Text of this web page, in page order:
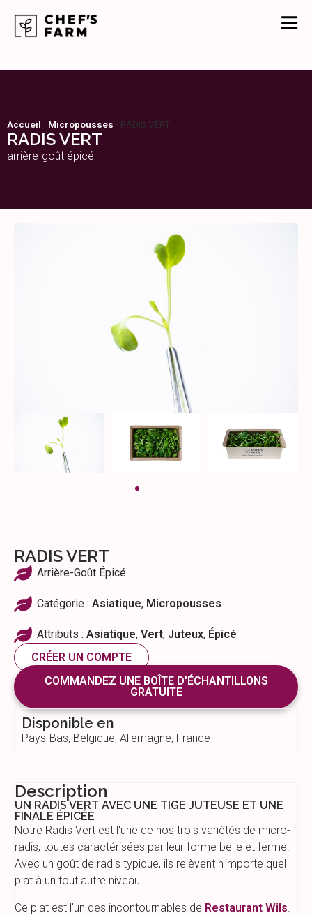
Accueil - Micropousses - RADIS VERT
RADIS VERT
arrière-goût épicé
RADIS VERT
Arrière-Goût Épicé
Catégorie : Asiatique, Micropousses
Attributs : Asiatique, Vert, Juteux, Épicé
CRÉER UN COMPTE
COMMANDEZ UNE BOÎTE D'ÉCHANTILLONS
GRATUITE
Disponible en
Pays-Bas, Belgique, Allemagne, France
Description
UN RADIS VERT AVEC UNE TIGE JUTEUSE ET UNE
FINALE ÉPICÉE
Notre Radis Vert est l'une de nos trois variétés de micro-
radis, toutes caractérisées par leur forme belle et ferme.
Avec un goût de radis typique, ils relèvent n'importe quel
plat à un tout autre niveau.
Ce plat est l'un des incontournables de Restaurant Wils